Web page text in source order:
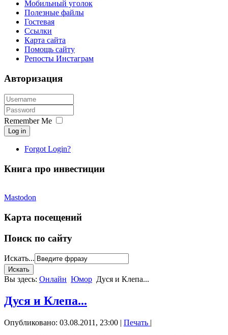
Мобильный уголок
Полезные файлы
Гостевая
Ссылки
Карта сайта
Помощь сайту
Репосты Инстаграм
Авторизация
Remember Me
Log in
Forgot Login?
Книга про инвестиции
Mastodon
Карта посещений
Поиск по сайту
Искать...
Вы здесь: Онлайн Юмор Дуся и Клепа...
Дуся и Клепа...
Опубликовано: 03.08.2011, 23:00 | Печать |